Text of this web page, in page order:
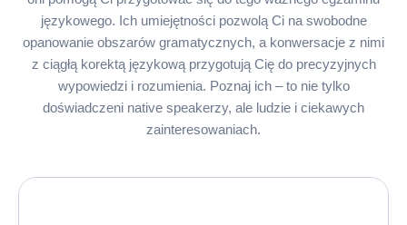
językowego. Ich umiejętności pozwolą Ci na swobodne
opanowanie obszarów gramatycznych, a konwersacje z nimi
z ciągłą korektą językową przygotują Cię do precyzyjnych
wypowiedzi i rozumienia. Poznaj ich – to nie tylko
doświadczeni native speakerzy, ale ludzie i ciekawych
zainteresowaniach.